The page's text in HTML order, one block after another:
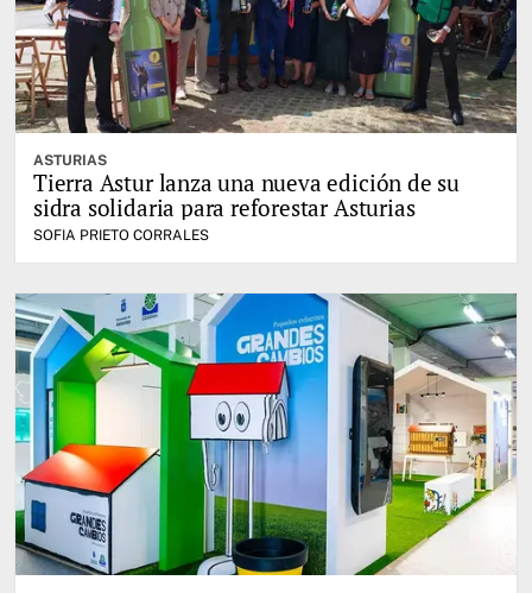
ASTURIAS
Tierra Astur lanza una nueva edición de su
sidra solidaria para reforestar Asturias
SOFIA PRIETO CORRALES